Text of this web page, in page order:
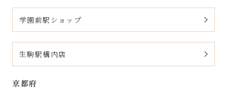
学園前駅ショップ
生駒駅構内店
京都府